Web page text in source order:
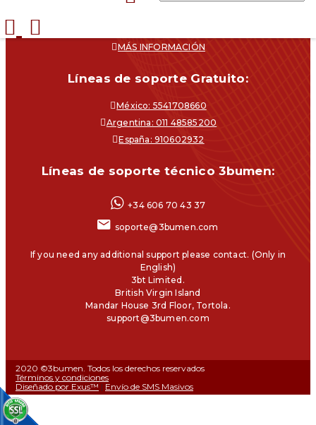
MÁS INFORMACIÓN
Líneas de soporte Gratuito:
México: 5541708660
Argentina: 011 48585200
España: 910602932
Líneas de soporte técnico 3bumen:
+34 606 70 43 37
soporte@3bumen.com
If you need any additional support please contact. (Only in
English)
3bt Limited.
British Virgin Island
Mandar House 3rd Floor, Tortola.
support@3bumen.com
2020 ©3bumen. Todos los derechos reservados
Términos y condiciones
Diseñado por Exus™ | Envío de SMS Masivos